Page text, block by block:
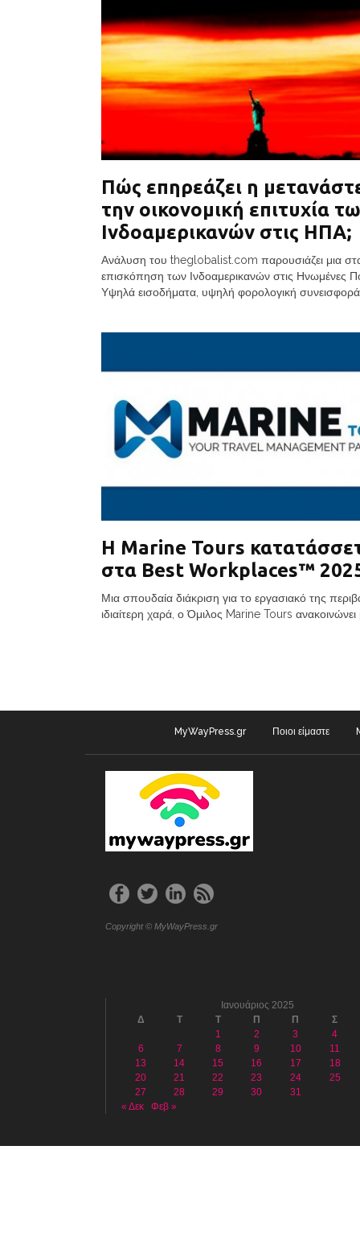
Πώς επηρεάζει η
την οικονομική επιτυχία
Ινδοαμερικανών στις ΗΠΑ;
Ανάλυση του theglobalist.com παρουσιάζει μια
επισκόπηση των Ινδοαμερικανών στις Ηνωμένες
Υψηλά εισοδήματα, υψηλή φορολογική συνεισφορά
H Marine Tours
στα Best Workplaces™
Μια σπουδαία διάκριση για το εργασιακό της
ιδιαίτερη χαρά, ο Όμιλος Marine Tours ανακοινώνει
MyWayPress.gr Ποιοι είμαστε
Copyright © MyWayPress.gr
Ιανουάριος 2025
Δ
Τ Τ Π Π
Σ
1
2 3
4
6
7 8 9 10
11
13
14 15 16 17
18
20
21 22 23 24
25
27
28 29 30
31
« Δεκ
Φεβ »